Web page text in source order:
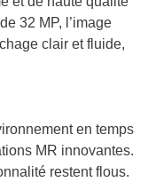
32 MP, l’image
clair et fluide,
en temps
MR innovantes.
restent flous.